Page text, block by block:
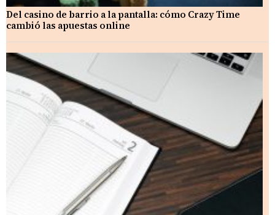
Del casino de barrio a la pantalla: cómo Crazy Time
cambió las apuestas online